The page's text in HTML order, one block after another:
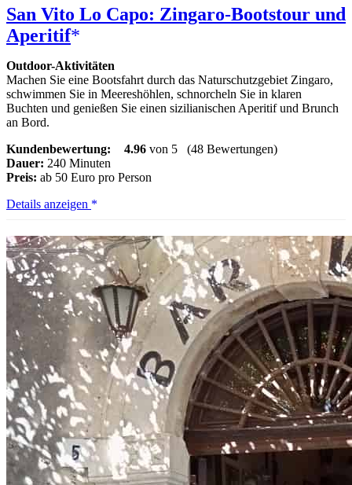
San Vito Lo Capo: Zingaro-Bootstour und
Aperitif
Outdoor-Aktivitäten
Machen Sie eine Bootsfahrt durch das Naturschutzgebiet Zingaro,
schwimmen Sie in Meereshöhlen, schnorcheln Sie in klaren
Buchten und genießen Sie einen sizilianischen Aperitif und Brunch
an Bord.
Kundenbewertung:
4.96 von 5 (48 Bewertungen)
Dauer: 240 Minuten
Preis: ab 50 Euro pro Person
San
Capo:
Zingaro-
Bootstour
und
Aperitif
Details anzeigen